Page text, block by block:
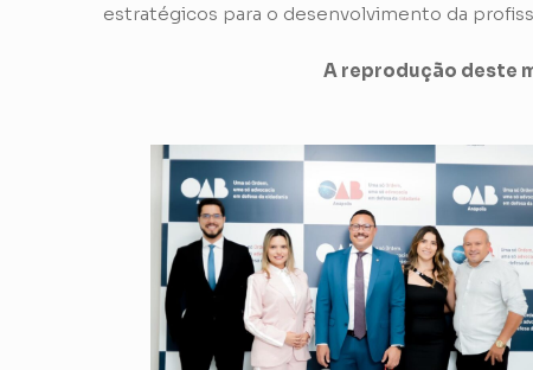
estratégicos para o desenvolvimento da
A reprodução deste